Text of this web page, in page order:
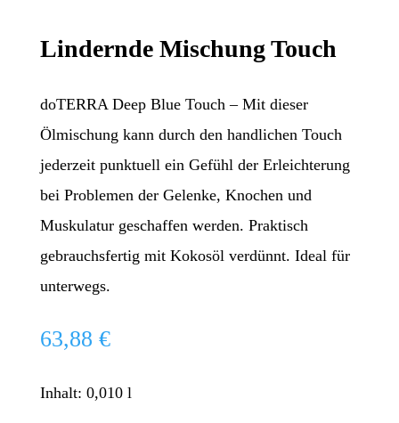
Lindernde Mischung Touch
doTERRA Deep Blue Touch – Mit dieser
Ölmischung kann durch den handlichen Touch
jederzeit punktuell ein Gefühl der Erleichterung
bei Problemen der Gelenke, Knochen und
Muskulatur geschaffen werden. Praktisch
gebrauchsfertig mit Kokosöl verdünnt. Ideal für
unterwegs.
63,88 €
Inhalt: 0,010 l